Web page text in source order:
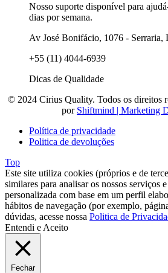
Nosso suporte disponível para
dias por semana.
Av José Bonifácio, 1076 - Serraria,
+55 (11) 4044-6939
Dicas de Qualidade
© 2024 Cirius Quality. Todos os direitos
por Shiftmind | Marketing
Política de privacidade
Politica de devoluções
Top
Este site utiliza cookies (próprios e de
similares para analisar os nossos serviços
personalizada com base em um perfil
hábitos de navegação (por exemplo,
dúvidas, acesse nossa Politica de
Entendi e Aceito
Fechar